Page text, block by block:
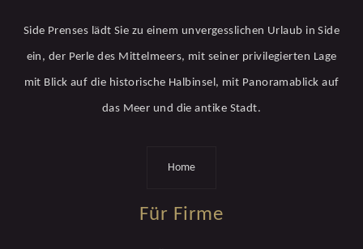
Side Prenses lädt Sie zu einem unvergesslichen Urlaub in Side
ein, der Perle des Mittelmeers, mit seiner privilegierten Lage
mit Blick auf die historische Halbinsel, mit Panoramablick auf
das Meer und die antike Stadt.
Home
Für Firme